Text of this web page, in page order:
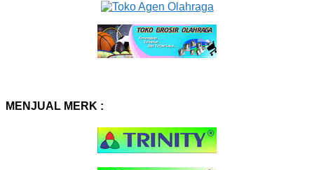
MENJUAL MERK :